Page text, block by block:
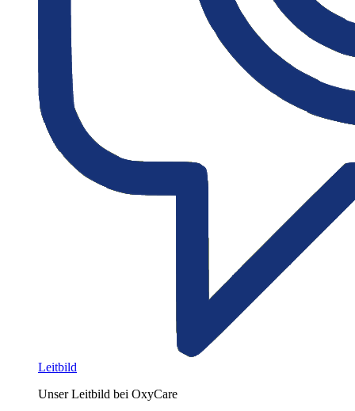
Leitbild
Unser Leitbild bei OxyCare